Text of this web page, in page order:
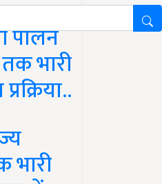
पालन
भारी
भारी